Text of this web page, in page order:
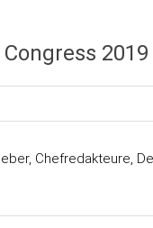
2019
Chefredakteure,